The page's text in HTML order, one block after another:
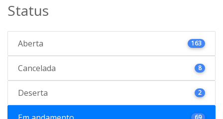
Status
Aberta 163
Cancelada 8
Deserta 2
69